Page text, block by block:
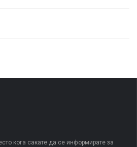
кога сакате да се информирате за